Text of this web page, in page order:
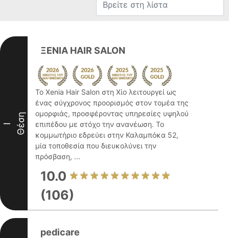
I Θέση
ΞΕΝΙΑ HAIR SALON
Το Xenia Hair Salon στη Χίο λειτουργεί ως
ένας σύγχρονος προορισμός στον τομέα της
ομορφιάς, προσφέροντας υπηρεσίες υψηλού
επιπέδου με στόχο την ανανέωση. Το
κομμωτήριο εδρεύει στην Καλαμπόκα 52,
μία τοποθεσία που διευκολύνει την
πρόσβαση, ...
10.0
(106)
pedicare